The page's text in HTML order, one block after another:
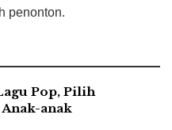
penonton.
Pop, Pilih
anak